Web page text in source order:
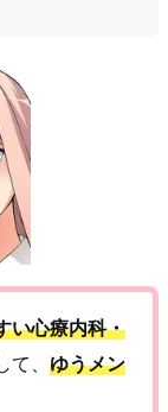
い心療内科・
、 ゆうメン